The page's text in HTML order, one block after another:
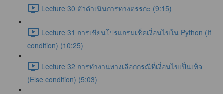
Lecture 30 ตัวดำเนินการทางตรรกะ (9:15)
Lecture 31 การเขียนโปรแกรมเช็คเงื่อนไขใน Python (If
condition) (10:25)
Lecture 32 การทำงานทางเลือกกรณีที่เงื่อนไขเป็นเท็จ
(Else condition) (5:03)